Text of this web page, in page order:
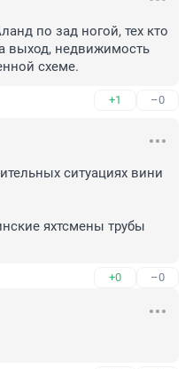
по зад ногой, тех кто
выход, недвижимость
схеме.
+1 –0
ситуациях вини
яхтсмены трубы
+0 –0